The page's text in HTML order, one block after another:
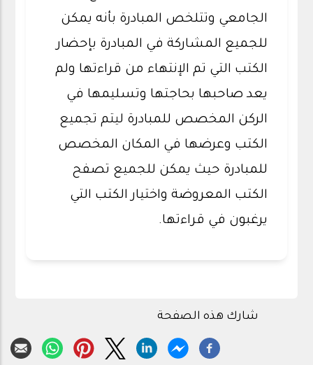
الجامعي وتتلخص المبادرة بأنه يمكن
للجميع المشاركة في المبادرة بإحضار
الكتب التي تم الإنتهاء من قراءتها ولم
يعد صاحبها بحاجتها وتسليمها في
الركن المخصص للمبادرة ليتم تجميع
الكتب وعرضها في المكان المخصص
للمبادرة حيث يمكن للجميع تصفح
الكتب المعروضة واختيار الكتب التي
يرغبون في قراءتها.
شارك هذه الصفحة